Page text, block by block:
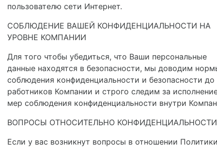
пользователю сети Интернет.
СОБЛЮДЕНИЕ ВАШЕЙ КОНФИДЕНЦИАЛЬНОСТИ НА
УРОВНЕ КОМПАНИИ
Для того чтобы убедиться, что Ваши персональные
данные находятся в безопасности, мы доводим
соблюдения конфиденциальности и безопасности до
работников Компании и строго следим за
мер соблюдения конфиденциальности внутри
ВОПРОСЫ ОТНОСИТЕЛЬНО КОНФИДЕНЦИАЛЬНОСТИ
Если у вас возникнут вопросы в отношении